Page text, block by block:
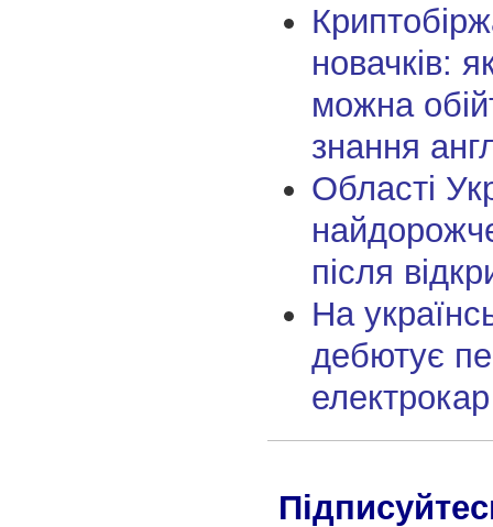
новачків:
можна
знання
Області
після
На
дебютує